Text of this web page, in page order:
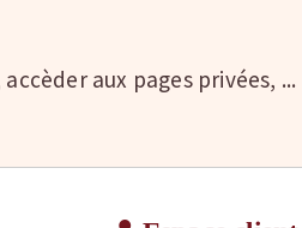
aux pages privées, ...